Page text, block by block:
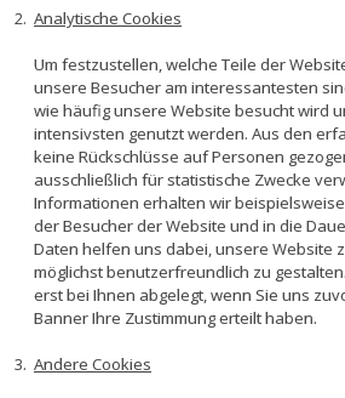
Analytische Cookies
Um festzustellen, welche Teile der
unsere Besucher am interessantesten
wie häufig unsere Website besucht wird
intensivsten genutzt werden. Aus den
keine Rückschlüsse auf Personen
ausschließlich für statistische Zwecke
Informationen erhalten wir
der Besucher der Website und in die
Daten helfen uns dabei, unsere Website
möglichst benutzerfreundlich zu
erst bei Ihnen abgelegt, wenn Sie uns
Banner Ihre Zustimmung erteilt haben.
Andere Cookies